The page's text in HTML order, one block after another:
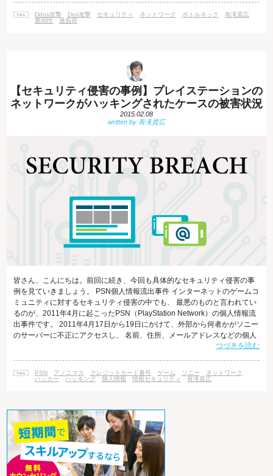
ても、限りなく安全性を高めることはできます。 それは、日々の進歩を途
絶えさせることなく更新を続け、脆弱性が発見された場合は可及的速やか
Ddos攻撃 Dos攻撃 セキュリティ ネットワーク ボトルネック
有滝貴広
脆弱性
過負荷
【セキュリティ侵害の事例】プレイステーションの
ネットワークがハッキングされたケースの被害状況
2015.02.08
皆さん、こんにちは。前回に続き、今回も具体的なセキュリティ侵害の事
例を見ていきましょう。 PSN個人情報流出事件 インターネットのゲームコ
ミュニティに対するセキュリティ侵害の中でも、 最悪のものと言われてい
るのが、2011年4月に起こったPSN（PlayStation Network）の個人情報流
出事件です。 2011年4月17日から19日にかけて、外部から何者かがソニー
のサーバーに不正にアクセスし、 名前、住所、メールアドレスなどの個人
情報を盗み出しました。 不正な侵入を受けたことは1週間後の4月27日に公
国下院の政治家からの質問状が出されるなどの騒ぎになりました。 ソニー
はこれを受け、5月1日に記者会見を行い、 情報漏
つづきを読む
PSN アノニマス クレジットカード番号 ゲーム ソニー
ネットワーク
ハッカー
ハッキング 個人情報 情報セキュリティ 有滝貴広